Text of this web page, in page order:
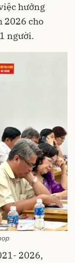
hưởng
2026 cho
người.
2026,